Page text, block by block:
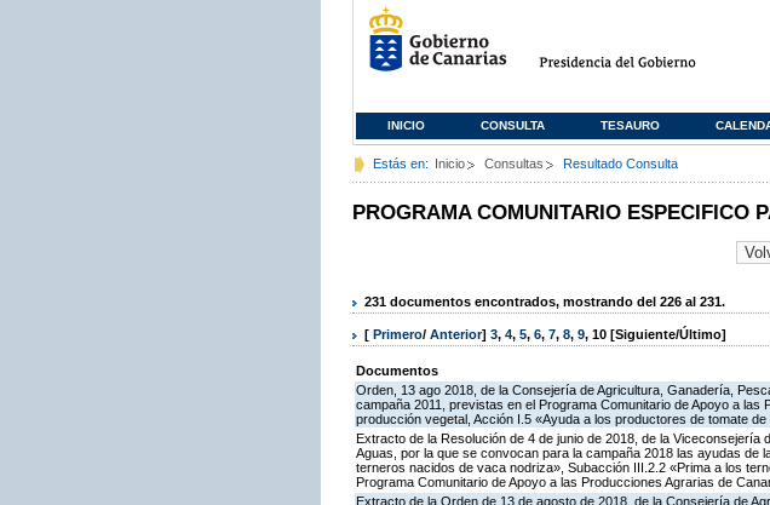
INICIO CONSULTA TESAURO
Estás en: Inicio Consultas Resultado Consulta
PROGRAMA COMUNITARIO ESPECIFICO
231 documentos encontrados, mostrando del 226 al 231.
[ Primero/ Anterior] 3, 4, 5, 6, 7, 8, 9, 10 [Siguiente/Último]
Documentos
Orden, 13 ago 2018, de la Consejería de Agricultura, Ganadería,
campaña 2011, previstas en el Programa Comunitario de Apoyo a
producción vegetal, Acción I.5 «Ayuda a los productores de tomate
Extracto de la Resolución de 4 de junio de 2018, de la
Aguas, por la que se convocan para la campaña 2018 las ayudas de
terneros nacidos de vaca nodriza», Subacción III.2.2 «Prima a los
Programa Comunitario de Apoyo a las Producciones Agrarias de
Extracto de la Orden de 13 de agosto de 2018, de la Consejería de